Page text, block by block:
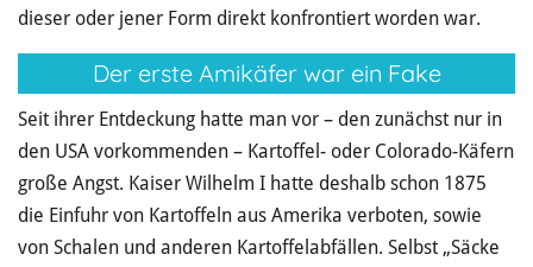
dieser oder jener Form direkt konfrontiert worden war.
Der erste Amikäfer war ein Fake
Seit ihrer Entdeckung hatte man vor – den zunächst nur in
den USA vorkommenden – Kartoffel- oder Colorado-Käfern
große Angst. Kaiser Wilhelm I hatte deshalb schon 1875
die Einfuhr von Kartoffeln aus Amerika verboten, sowie
von Schalen und anderen Kartoffelabfällen. Selbst „Säcke